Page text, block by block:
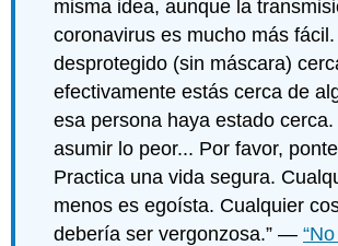
misma idea, aunque la
coronavirus es mucho más
desprotegido (sin máscara)
efectivamente estás cerca de
esa persona haya estado
asumir lo peor... Por favor,
Practica una vida segura.
menos es egoísta. Cualquier
debería ser vergonzosa.” —